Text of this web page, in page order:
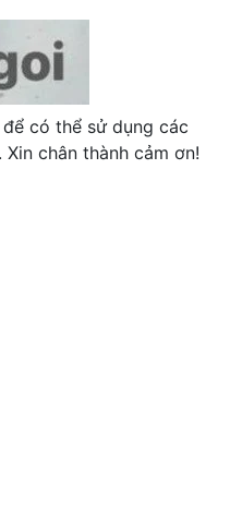
có thể sử dụng các
chân thành cảm ơn!